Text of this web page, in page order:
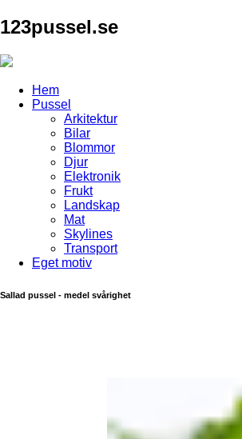
123pussel.se
Hem
Pussel
Arkitektur
Bilar
Blommor
Djur
Elektronik
Frukt
Landskap
Mat
Skylines
Transport
Eget motiv
Sallad pussel - medel svårighet